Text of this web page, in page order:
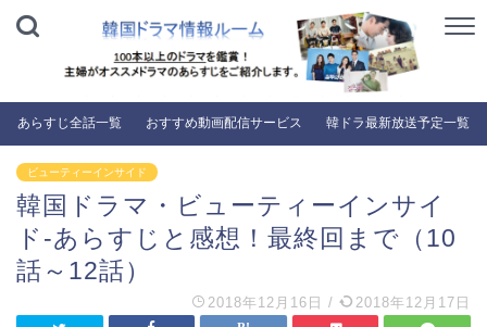
あらすじ全話一覧 おすすめ動画配信サービス 韓ドラ最新放送予定一覧
ビューティーインサイド
韓国ドラマ・ビューティーインサイ
ド-あらすじと感想！最終回まで（10
話～12話）
2018年12月16日 / 2018年12月17日